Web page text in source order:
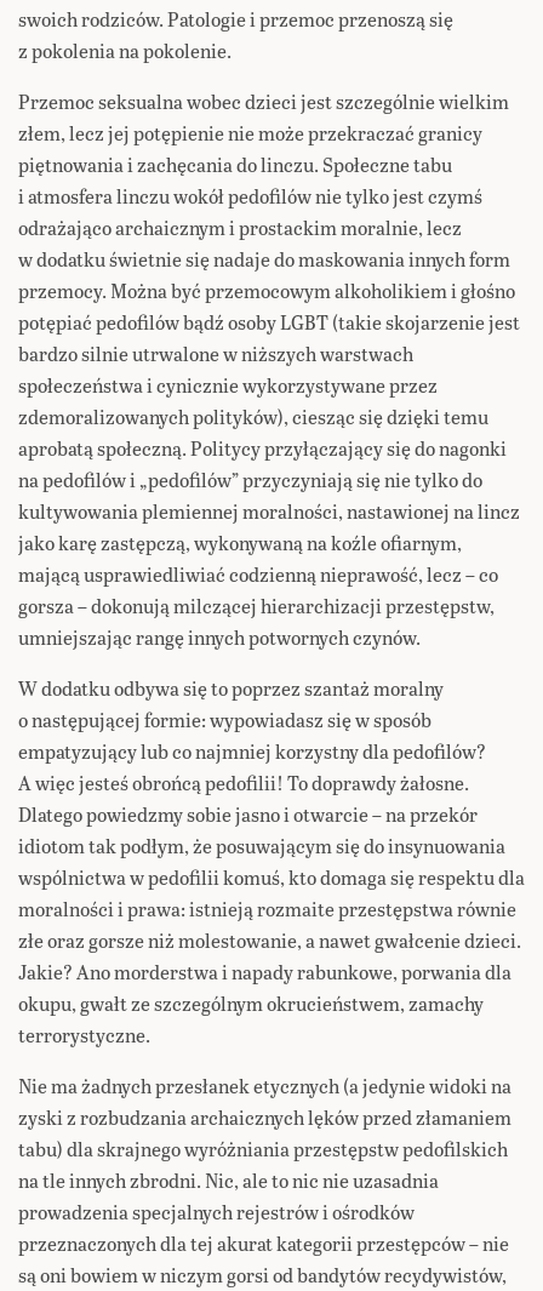
swoich rodziców. Patologie i przemoc przenoszą się
z pokolenia na pokolenie.
Przemoc seksualna wobec dzieci jest szczególnie wielkim
złem, lecz jej potępienie nie może przekraczać granicy
piętnowania i zachęcania do linczu. Społeczne tabu
i atmosfera linczu wokół pedofilów nie tylko jest czymś
odrażająco archaicznym i prostackim moralnie, lecz
w dodatku świetnie się nadaje do maskowania innych form
przemocy. Można być przemocowym alkoholikiem i głośno
potępiać pedofilów bądź osoby LGBT (takie skojarzenie jest
bardzo silnie utrwalone w niższych warstwach
społeczeństwa i cynicznie wykorzystywane przez
zdemoralizowanych polityków), ciesząc się dzięki temu
aprobatą społeczną. Politycy przyłączający się do nagonki
na pedofilów i „pedofilów” przyczyniają się nie tylko do
kultywowania plemiennej moralności, nastawionej na lincz
jako karę zastępczą, wykonywaną na koźle ofiarnym,
mającą usprawiedliwiać codzienną nieprawość, lecz – co
gorsza – dokonują milczącej hierarchizacji przestępstw,
umniejszając rangę innych potwornych czynów.
W dodatku odbywa się to poprzez szantaż moralny
o następującej formie: wypowiadasz się w sposób
empatyzujący lub co najmniej korzystny dla pedofilów?
A więc jesteś obrońcą pedofilii! To doprawdy żałosne.
Dlatego powiedzmy sobie jasno i otwarcie – na przekór
idiotom tak podłym, że posuwającym się do insynuowania
wspólnictwa w pedofilii komuś, kto domaga się respektu dla
moralności i prawa: istnieją rozmaite przestępstwa równie
złe oraz gorsze niż molestowanie, a nawet gwałcenie dzieci.
Jakie? Ano morderstwa i napady rabunkowe, porwania dla
okupu, gwałt ze szczególnym okrucieństwem, zamachy
terrorystyczne.
Nie ma żadnych przesłanek etycznych (a jedynie widoki na
zyski z rozbudzania archaicznych lęków przed złamaniem
tabu) dla skrajnego wyróżniania przestępstw pedofilskich
na tle innych zbrodni. Nic, ale to nic nie uzasadnia
prowadzenia specjalnych rejestrów i ośrodków
przeznaczonych dla tej akurat kategorii przestępców – nie
są oni bowiem w niczym gorsi od bandytów recydywistów,